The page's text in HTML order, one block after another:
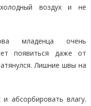
воздух и не
младенца очень
появиться даже от
Лишние швы на
и абсорбировать влагу.